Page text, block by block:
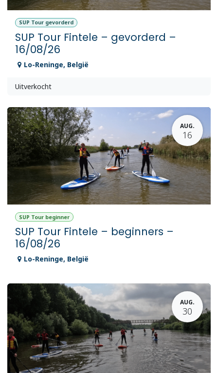
SUP Tour gevorderd
SUP Tour Fintele – gevorderd –
16/08/26
Lo-Reninge, België
Uitverkocht
AUG.
16
SUP Tour beginner
SUP Tour Fintele – beginners –
16/08/26
Lo-Reninge, België
AUG.
30